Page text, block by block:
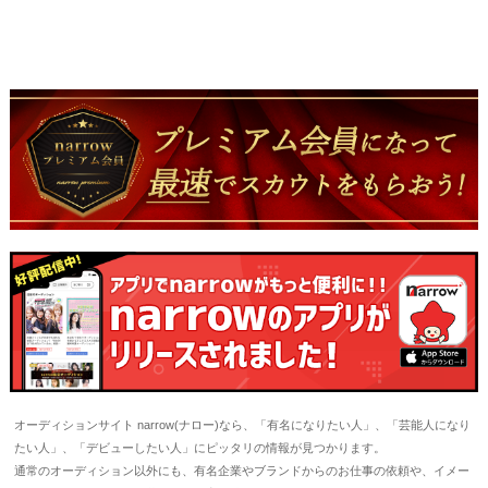
オーディションサイト narrow(ナロー)なら、「有名になりたい人」、「芸能人になり
たい人」、「デビューしたい人」にピッタリの情報が見つかります。
通常のオーディション以外にも、有名企業やブランドからのお仕事の依頼や、イメー